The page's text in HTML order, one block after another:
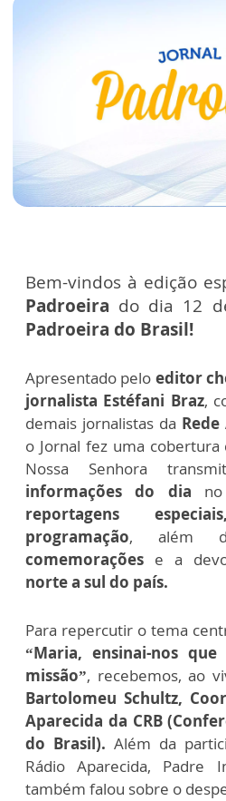
Bem-vindos à edição
Padroeira do dia 12
Padroeira do Brasil!
Apresentado pelo editor
jornalista Estéfani Braz,
demais jornalistas da
o Jornal fez uma cobertura
Nossa Senhora
informações do dia no
reportagens
programação, além
comemorações e a
norte a sul do país.
Para repercutir o tema
“Maria, ensinai-nos
missão”, recebemos, ao
Bartolomeu Schultz,
Aparecida da CRB
do Brasil). Além da
Rádio Aparecida, Padre
também falou sobre o